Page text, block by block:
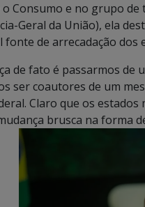
Consumo e no grupo
Geral da União), ela
fonte de arrecadação dos
de fato é passarmos
ser coautores de um
Claro que os estados
brusca na forma